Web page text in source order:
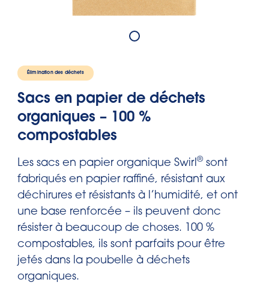
Élimination des déchets
Sacs en papier de déchets
organiques – 100 %
compostables
Les sacs en papier organique Swirl® sont
fabriqués en papier raffiné, résistant aux
déchirures et résistants à l’humidité, et ont
une base renforcée – ils peuvent donc
résister à beaucoup de choses. 100 %
compostables, ils sont parfaits pour être
jetés dans la poubelle à déchets
organiques.